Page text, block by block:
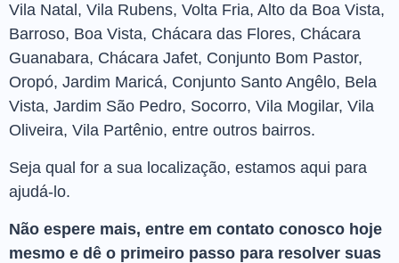
Vila Natal, Vila Rubens, Volta Fria, Alto da Boa Vista,
Barroso, Boa Vista, Chácara das Flores, Chácara
Guanabara, Chácara Jafet, Conjunto Bom Pastor,
Oropó, Jardim Maricá, Conjunto Santo Angêlo, Bela
Vista, Jardim São Pedro, Socorro, Vila Mogilar, Vila
Oliveira, Vila Partênio, entre outros bairros.
Seja qual for a sua localização, estamos aqui para
ajudá-lo.
Não espere mais, entre em contato conosco hoje
mesmo e dê o primeiro passo para resolver suas